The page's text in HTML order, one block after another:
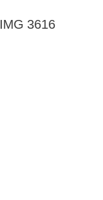
IMG 3616